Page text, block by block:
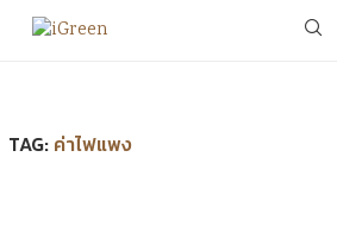
TAG: ค่าไฟแพง